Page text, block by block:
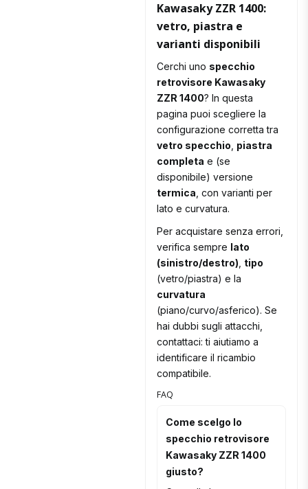
Kawasaky ZZR 1400:
vetro, piastra e
varianti disponibili
Cerchi uno specchio
retrovisore Kawasaky
ZZR 1400? In questa
pagina puoi scegliere la
configurazione corretta tra
vetro specchio piastra
completa e (se
disponibile) versione
termica , con varianti per
lato e curvatura.
Per acquistare senza errori,
verifica sempre lato
(sinistro/destro) tipo
(vetro/piastra) e la
curvatura
(piano/curvo/asferico). Se
hai dubbi sugli attacchi,
contattaci: ti aiutiamo a
identificare il ricambio
compatibile.
FAQ
Come scelgo lo
specchio retrovisore
Kawasaky ZZR 1400
giusto?